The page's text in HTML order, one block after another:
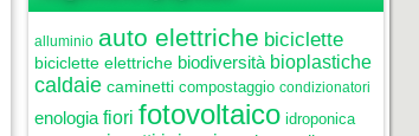
alluminio auto elettriche biciclette
biciclette elettriche biodiversità bioplastiche
caldaie caminetti compostaggio condizionatori
enologia fiori fotovoltaico idroponica